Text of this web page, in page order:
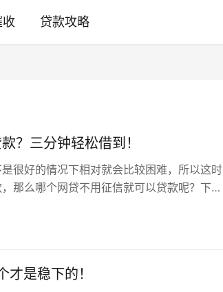
收 贷款攻略
？三分钟轻松借到！
很好的情况下相对就会比较困难，所以这时
那么哪个网贷不用征信就可以贷款呢？下面
是稳下的！